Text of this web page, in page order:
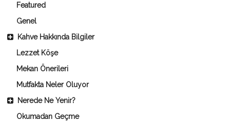
Featured
Genel
Kahve Hakkında Bilgiler
Lezzet Köşe
Mekan Önerileri
Mutfakta Neler Oluyor
Nerede Ne Yenir?
Okumadan Geçme